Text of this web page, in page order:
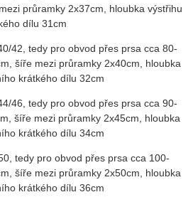
průramky 2x37cm, hloubka výstřihu
dílu 31cm
42, tedy pro obvod přes prsa cca 80-
šíře mezi průramky 2x40cm, hloubka
krátkého dílu 32cm
46, tedy pro obvod přes prsa cca 90-
šíře mezi průramky 2x45cm, hloubka
krátkého dílu 34cm
tedy pro obvod přes prsa cca 100-
šíře mezi průramky 2x50cm, hloubka
krátkého dílu 36cm